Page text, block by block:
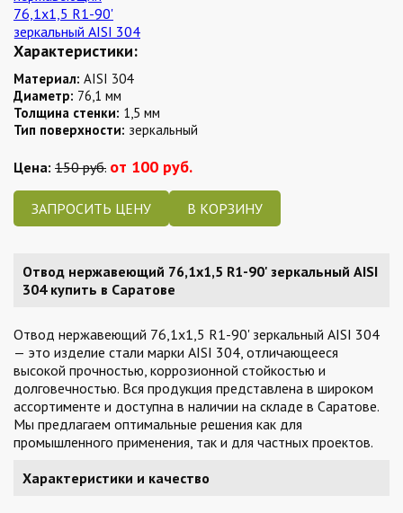
Характеристики:
Материал: AISI 304
Диаметр: 76,1 мм
Толщина стенки: 1,5 мм
Тип поверхности: зеркальный
Цена: 150 руб. от 100 руб.
ЗАПРОСИТЬ ЦЕНУ
Отвод нержавеющий 76,1х1,5 R1-90' зеркальный AISI
304 купить в Саратове
Отвод нержавеющий 76,1х1,5 R1-90' зеркальный AISI 304
— это изделие стали марки AISI 304, отличающееся
высокой прочностью, коррозионной стойкостью и
долговечностью. Вся продукция представлена в широком
ассортименте и доступна в наличии на складе в Саратове.
Мы предлагаем оптимальные решения как для
промышленного применения, так и для частных проектов.
Характеристики и качество